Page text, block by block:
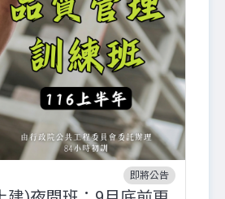
即將公告